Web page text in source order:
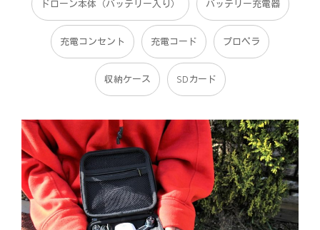
ドローン本体（バッテリー入り） バッテリー充電器
充電コンセント 充電コード プロペラ
収納ケース SDカード